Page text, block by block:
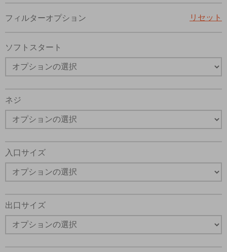
フィルターオプション リセット
ソフトスタート
ネジ
入口サイズ
出口サイズ